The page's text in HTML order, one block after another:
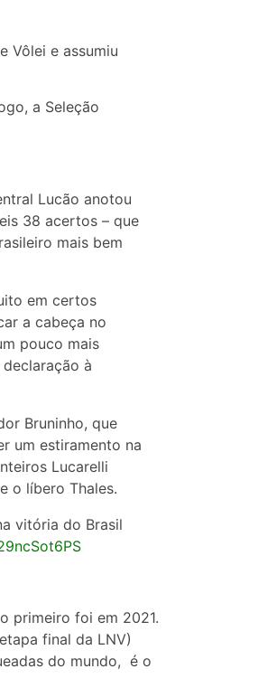
Vôlei e assumiu
a Seleção
Lucão anotou
38 acertos – que
mais bem
em certos
a cabeça no
pouco mais
à
Bruninho, que
um estiramento na
Lucarelli
o líbero Thales.
vitória do Brasil
primeiro foi em 2021.
final da LNV)
do mundo, é o